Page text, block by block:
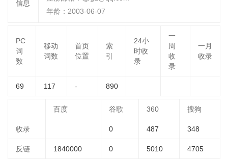
信息
年龄：2003-06-07
PC
词
数
移动
词数
首页
位置
索
引
24小
时收
录
一
周
收
录
一月
收录
69 117 - 890
百度 谷歌 360 搜狗
收录 0 487 348
反链 1840000 0 5010 4705